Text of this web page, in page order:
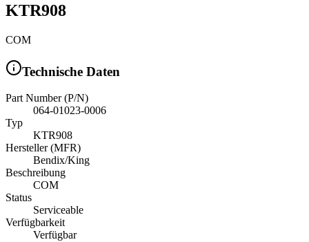
KTR908
COM
Technische Daten
Part Number (P/N)
064-01023-0006
Typ
KTR908
Hersteller (MFR)
Bendix/King
Beschreibung
COM
Status
Serviceable
Verfügbarkeit
Verfügbar